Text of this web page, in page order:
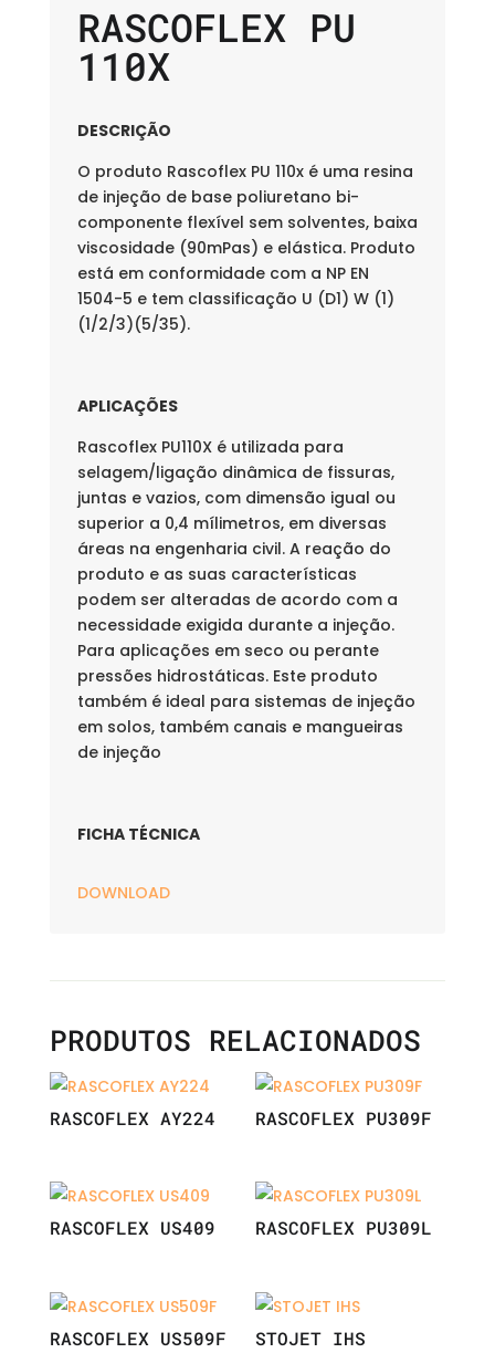
RASCOFLEX PU
110X
DESCRIÇÃO
O produto Rascoflex PU 110x é uma resina
de injeção de base poliuretano bi-
componente flexível sem solventes, baixa
viscosidade (90mPas) e elástica. Produto
está em conformidade com a NP EN
1504-5 e tem classificação U (D1) W (1)
(1/2/3)(5/35).
APLICAÇÕES
Rascoflex PU110X é utilizada para
selagem/ligação dinâmica de fissuras,
juntas e vazios, com dimensão igual ou
superior a 0,4 mílimetros, em diversas
áreas na engenharia civil. A reação do
produto e as suas características
podem ser alteradas de acordo com a
necessidade exigida durante a injeção.
Para aplicações em seco ou perante
pressões hidrostáticas. Este produto
também é ideal para sistemas de injeção
em solos, também canais e mangueiras
de injeção
FICHA TÉCNICA
DOWNLOAD
PRODUTOS RELACIONADOS
RASCOFLEX AY224 RASCOFLEX PU309F
RASCOFLEX US409 RASCOFLEX PU309L
RASCOFLEX US509F STOJET IHS